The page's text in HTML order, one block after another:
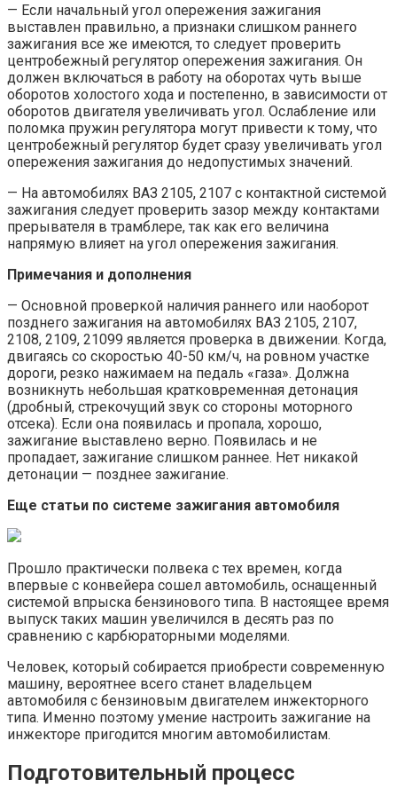
— Если начальный угол опережения зажигания
выставлен правильно, а признаки слишком раннего
зажигания все же имеются, то следует проверить
центробежный регулятор опережения зажигания. Он
должен включаться в работу на оборотах чуть выше
оборотов холостого хода и постепенно, в зависимости от
оборотов двигателя увеличивать угол. Ослабление или
поломка пружин регулятора могут привести к тому, что
центробежный регулятор будет сразу увеличивать угол
опережения зажигания до недопустимых значений.
— На автомобилях ВАЗ 2105, 2107 с контактной системой
зажигания следует проверить зазор между контактами
прерывателя в трамблере, так как его величина
напрямую влияет на угол опережения зажигания.
Примечания и дополнения
— Основной проверкой наличия раннего или наоборот
позднего зажигания на автомобилях ВАЗ 2105, 2107,
2108, 2109, 21099 является проверка в движении. Когда,
двигаясь со скоростью 40-50 км/ч, на ровном участке
дороги, резко нажимаем на педаль «газа». Должна
возникнуть небольшая кратковременная детонация
(дробный, стрекочущий звук со стороны моторного
отсека). Если она появилась и пропала, хорошо,
зажигание выставлено верно. Появилась и не
пропадает, зажигание слишком раннее. Нет никакой
детонации — позднее зажигание.
Еще статьи по системе зажигания автомобиля
Прошло практически полвека с тех времен, когда
впервые с конвейера сошел автомобиль, оснащенный
системой впрыска бензинового типа. В настоящее время
выпуск таких машин увеличился в десять раз по
сравнению с карбюраторными моделями.
Человек, который собирается приобрести современную
машину, вероятнее всего станет владельцем
автомобиля с бензиновым двигателем инжекторного
типа. Именно поэтому умение настроить зажигание на
инжекторе пригодится многим автомобилистам.
Подготовительный процесс